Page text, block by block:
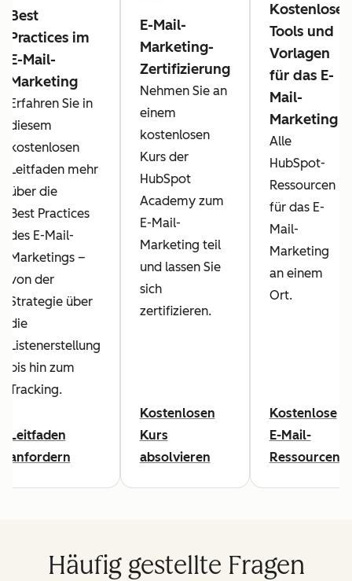
Best
Practices im
E-Mail-
Marketing
Erfahren Sie in
diesem
kostenlosen
Leitfaden mehr
über die
Best Practices
des E-Mail-
Marketings –
von der
Strategie über
die
Listenerstellung
bis hin zum
Tracking.
Leitfaden
anfordern
E-Mail-
Marketing-
Zertifizierung
Nehmen Sie an
einem
kostenlosen
Kurs der
HubSpot
Academy zum
E-Mail-
Marketing teil
und lassen Sie
sich
zertifizieren.
Kostenlosen
Kurs
absolvieren
Kostenlose
Tools und
Vorlagen
für das E-
Mail-
Marketing
Alle
HubSpot-
Ressourcen
für das E-
Mail-
Marketing
an einem
Ort.
Kostenlose
E-Mail-
Ressourcen
Häufig gestellte Fragen